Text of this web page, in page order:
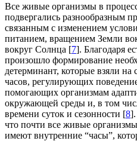
Все живые организмы в
подвергались разнообразным
связанным с изменением
питанием, вращением Земли
вокруг Солнца [7]. Благодаря
произошло формирование
детерминант, которые взяли
часов, регулирующих
помогающих организмам
окружающей среды и, в том
времени суток и сезонности [8].
что почти все живые
имеют внутренние “часы”,